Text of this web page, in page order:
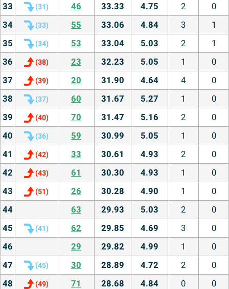
33
(31) 46 33.33 4.75 2
0
34
(33) 55 33.06 4.84 3
1
35
(34) 53 33.04 5.03 2
1
36
(38) 23 32.23 5.05 1
0
37
(39) 20 31.90 4.64 4
0
38
(37) 60 31.67 5.27 1
0
39
(40) 70 31.47 5.16 2
0
40
(36) 59 30.99 5.05 1
0
41
(42) 33 30.61 4.93 2
0
42
(43) 61 30.30 4.93 1
0
43
(51) 26 30.28 4.90 1
0
44
63 29.93 5.03 2
0
45
(41) 62 29.85 4.69 3
0
46
29 29.82 4.99 1
0
47
(45) 30 28.89 4.72 2
0
48
(49) 71 28.68 4.84 0
0